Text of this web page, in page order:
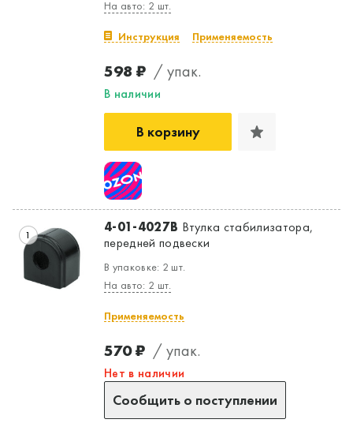
На авто: 2 шт.
Инструкция Применяемость
598 ₽ / упак.
В наличии
В корзину
1 4-01-4027B Втулка стабилизатора,
передней подвески
В упаковке: 2 шт.
На авто: 2 шт.
Применяемость
570 ₽ / упак.
Нет в наличии
Сообщить о поступлении